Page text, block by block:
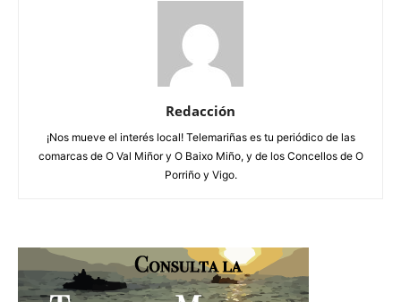
Redacción
¡Nos mueve el interés local! Telemariñas es tu periódico de las
comarcas de O Val Miñor y O Baixo Miño, y de los Concellos de O
Porriño y Vigo.